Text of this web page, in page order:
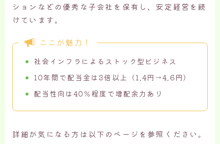
ションなどの優秀な子会社を保有し、安定経営を続
けています。
ここが魅力！
社会インフラによるストック型ビジネス
10年間で配当金は3倍以上（1.4円→4.6円）
配当性向は40％程度で増配余力あり
詳細が気になる方は以下のページを参照ください。